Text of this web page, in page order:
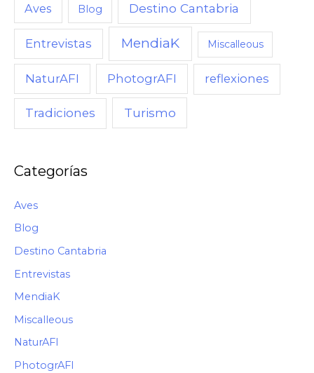
Aves Blog Destino Cantabria
Entrevistas MendiaK Miscalleous
NaturAFI PhotogrAFI reflexiones
Tradiciones Turismo
Categorías
Aves
Blog
Destino Cantabria
Entrevistas
MendiaK
Miscalleous
NaturAFI
PhotogrAFI